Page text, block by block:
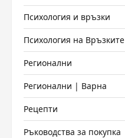
Психология и връзки
Психология на Връзките
Регионални
Регионални | Варна
Рецепти
Ръководства за покупка